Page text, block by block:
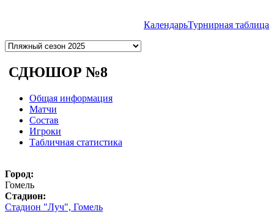
КалендарьТурнирная таблица
СДЮШОР №8
Общая информация
Матчи
Состав
Игроки
Табличная статистика
Город:
Гомель
Cтадион:
Стадион "Луч", Гомель